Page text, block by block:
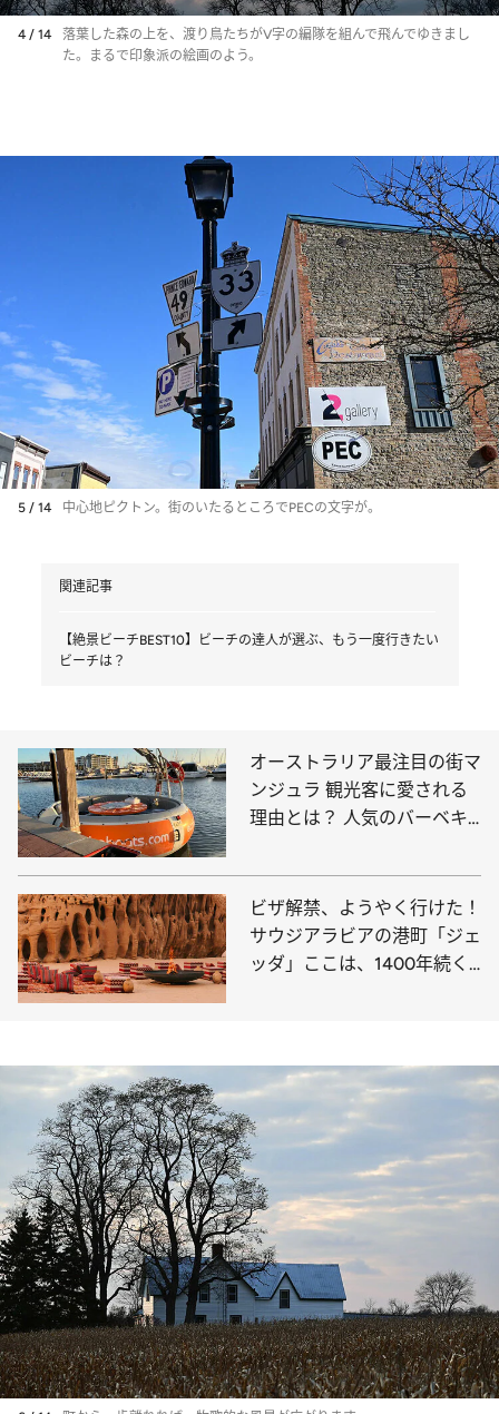
4 / 14
落葉した森の上を、渡り鳥たちがV字の編隊を組んで飛んでゆきまし
た。まるで印象派の絵画のよう。
5 / 14 中心地ピクトン。街のいたるところでPECの文字が。
関連記事
【絶景ビーチBEST10】ビーチの達人が選ぶ、もう一度行きたい
ビーチは？
オーストラリア最注目の街マ
ンジュラ 観光客に愛される
理由とは？ 人気のバーベキ
ビザ解禁、ようやく行けた！
サウジアラビアの港町「ジェ
ッダ」ここは、1400年続く